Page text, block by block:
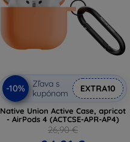
-10%
Zľava s
kupónom
EXTRA10
Native Union Active Case, apricot
- AirPods 4 (ACTCSE-APR-AP4)
26,90 €